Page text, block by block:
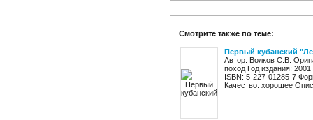
Смотрите также по теме:
Первый кубанский
Автор: Волков С.В.
поход Год издания:
ISBN: 5-227-01285-7
Качество: хорошее